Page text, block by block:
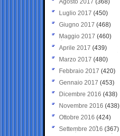
Agosto 2017 (368)
Luglio 2017 (450)
Giugno 2017 (468)
Maggio 2017 (460)
Aprile 2017 (439)
Marzo 2017 (480)
Febbraio 2017 (420)
Gennaio 2017 (453)
Dicembre 2016 (438)
Novembre 2016 (438)
Ottobre 2016 (424)
Settembre 2016 (367)